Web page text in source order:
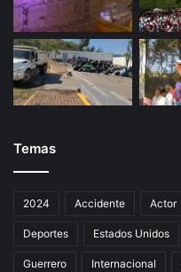
Temas
2024 Accidente Actor
Deportes Estados Unidos
Guerrero Internacional